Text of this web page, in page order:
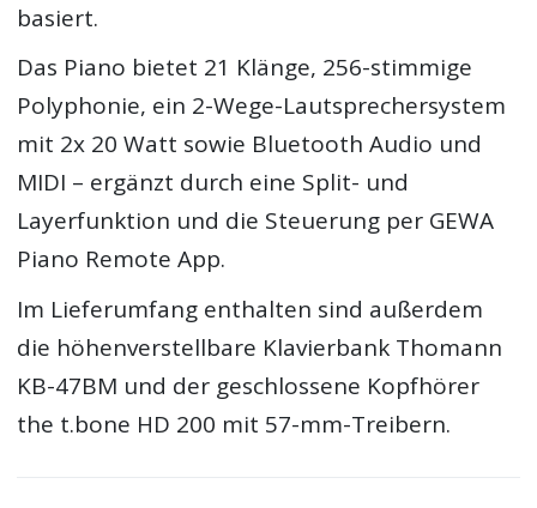
basiert.
Das Piano bietet 21 Klänge, 256-stimmige
Polyphonie, ein 2-Wege-Lautsprechersystem
mit 2x 20 Watt sowie Bluetooth Audio und
MIDI – ergänzt durch eine Split- und
Layerfunktion und die Steuerung per GEWA
Piano Remote App.
Im Lieferumfang enthalten sind außerdem
die höhenverstellbare Klavierbank Thomann
KB-47BM und der geschlossene Kopfhörer
the t.bone HD 200 mit 57-mm-Treibern.